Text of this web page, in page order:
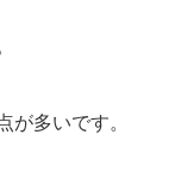
が多いです。